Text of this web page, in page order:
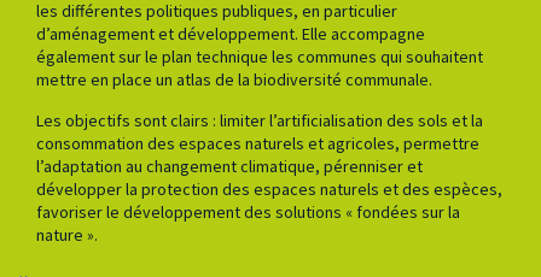
les différentes politiques publiques, en particulier
d’aménagement et développement. Elle accompagne
également sur le plan technique les communes qui souhaitent
mettre en place un atlas de la biodiversité communale.
Les objectifs sont clairs : limiter l’artificialisation des sols et la
consommation des espaces naturels et agricoles, permettre
l’adaptation au changement climatique, pérenniser et
développer la protection des espaces naturels et des espèces,
favoriser le développement des solutions « fondées sur la
nature ».